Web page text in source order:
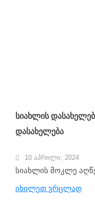
სიახლის
დასახელება
10 აპრილი, 2024
სიახლის მოკლე
იხილეთ ვრცლად